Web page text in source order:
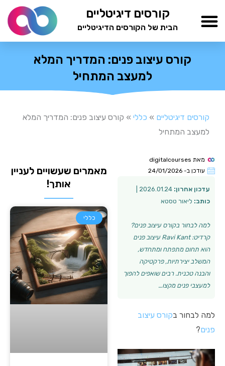
לתוכן
קורסים דיגיטליים
הבית של הקורסים הדיגיטליים
קורס עיצוב פנים: המדריך המלא
למעצב המתחיל
קורסים דיגיטליים » כללי » קורס עיצוב פנים: המדריך המלא
למעצב המתחיל
מאת
עודכן ב- 24/01/2026
עדכון אחרון:
כותב: ליאור טסטא
למה לבחור בקורס עיצוב פנים?
קרדיט: Ravi Kant עיצוב פנים
הוא תחום מתפתח ומתחדש,
המשלב יצירתיות, פרקטיקה
והבנה טכנית. רבים שואפים להפוך
למעצבי פנים מקצו…
למה לבחור בקורס עיצוב
פנים?
מאמרים שעשויים לעניין
אותך!
כללי